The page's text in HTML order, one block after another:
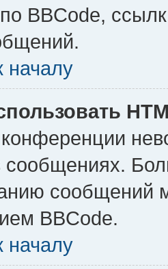
по BBCode,
началу
сообщениях.
сообщений
BBCode.
началу